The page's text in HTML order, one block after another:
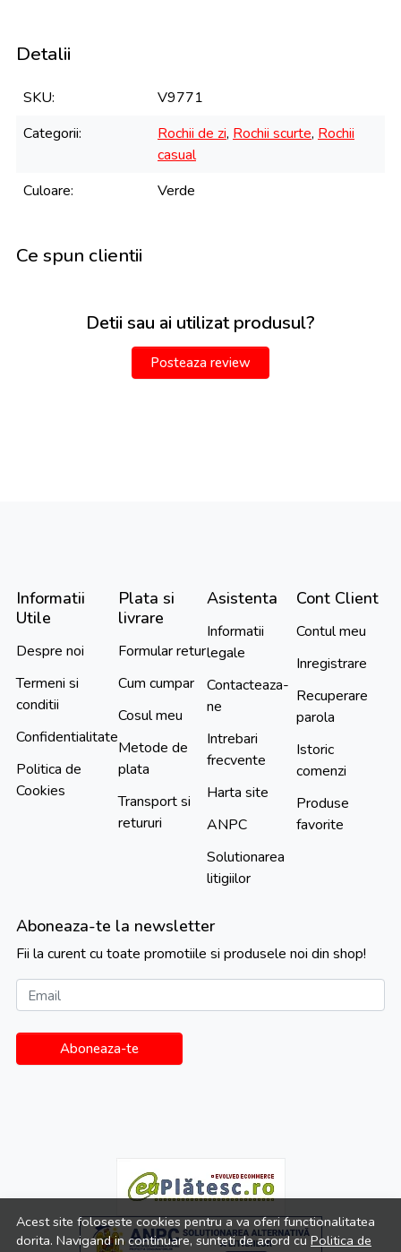
Detalii
SKU
V9771
Categorii
Rochii de zi, Rochii scurte, Rochii
casual
Culoare
Verde
Ce spun clientii
Detii sau ai utilizat produsul?
Posteaza review
Acest site foloseste cookies pentru a va oferi functionalitatea
dorita. Navigand in continuare, sunteti de acord cuPolitica de
Informatii
Utile
Despre noi
Termeni si
conditii
Confidentialitate
Politica de
Cookies
Plata si
livrare
Formular retur
Cum cumpar
Cosul meu
Metode de
plata
Transport si
retururi
Asistenta
Informatii
legale
Contacteaza-
ne
Intrebari
frecvente
Harta site
ANPC
Solutionarea
litigiilor
Cont Client
Contul meu
Inregistrare
Recuperare
parola
Istoric
comenzi
Produse
favorite
Aboneaza-te la newsletter
Fii la curent cu toate promotiile si produsele noi din shop!
Email
Aboneaza-te